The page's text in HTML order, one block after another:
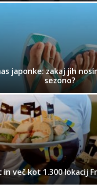
japonke: zakaj jih
sezono?
in več kot 1.300 lokacij